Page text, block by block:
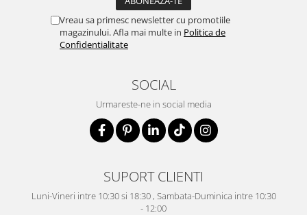
Vreau sa primesc newsletter cu promotiile
magazinului. Afla mai multe in Politica de
Confidentialitate
SOCIAL
Urmareste-ne in social media
SUPORT CLIENTI
Luni-Vineri intre 10:30 si 18:30 , Sambata-Duminica intre 10:30
- 12:00